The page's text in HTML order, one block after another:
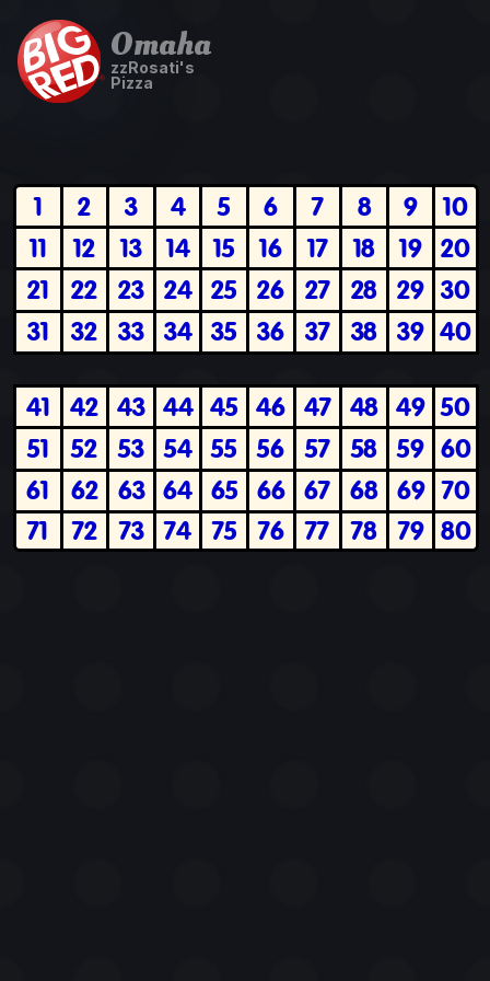
Omaha
zzRosati's
Pizza
1 2 3 4 5 6 7 8 9
10
11
12 13 14 15 16 17 18 19 20
21
22 23 24 25 26 27 28 29 30
31
32 33 34 35 36 37 38 39 40
41 42 43 44 45 46 47 48 49 50
51
52 53 54 55 56 57 58 59 60
61
62 63 64 65 66 67 68 69 70
71
72 73 74 75 76 77 78 79 80